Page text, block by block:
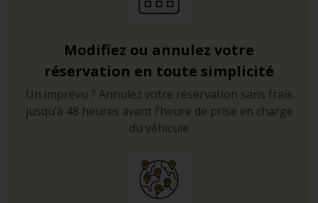
Modifiez ou annulez votre
réservation en toute simplicité
Un imprévu ? Annulez votre réservation sans frais
jusqu’à 48 heures avant l’heure de prise en charge
du véhicule